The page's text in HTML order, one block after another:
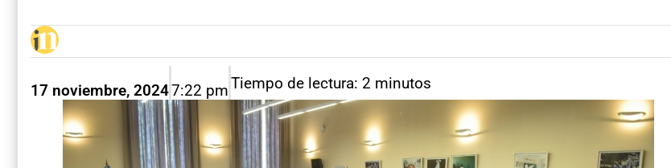
17 noviembre, 20247:22 pmTiempo de lectura: 2 minutos